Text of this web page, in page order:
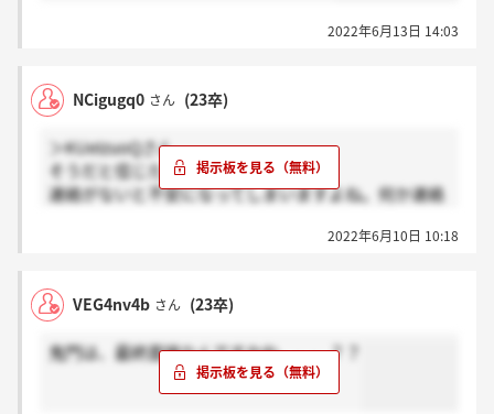
2022年6月13日 14:03
NCigugq0 さん (23卒)
＞KUeIzuoQさん
そうだと信じたいです、、
連絡がないと不安になってしまいますよね。何か連絡
2022年6月10日 10:18
VEG4nv4b さん (23卒)
鬼門は、最終面接なんですかね、、、？？